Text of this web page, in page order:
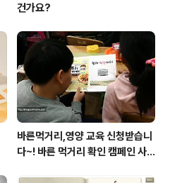
건가요?
바른먹거리,영양 교육 신청받습니
다~! 바른 먹거리 확인 캠페인 사